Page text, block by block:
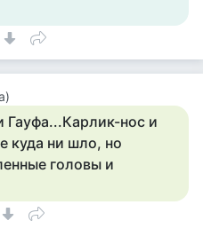
Гауфа...Карлик-нос и
куда ни шло, но
головы и